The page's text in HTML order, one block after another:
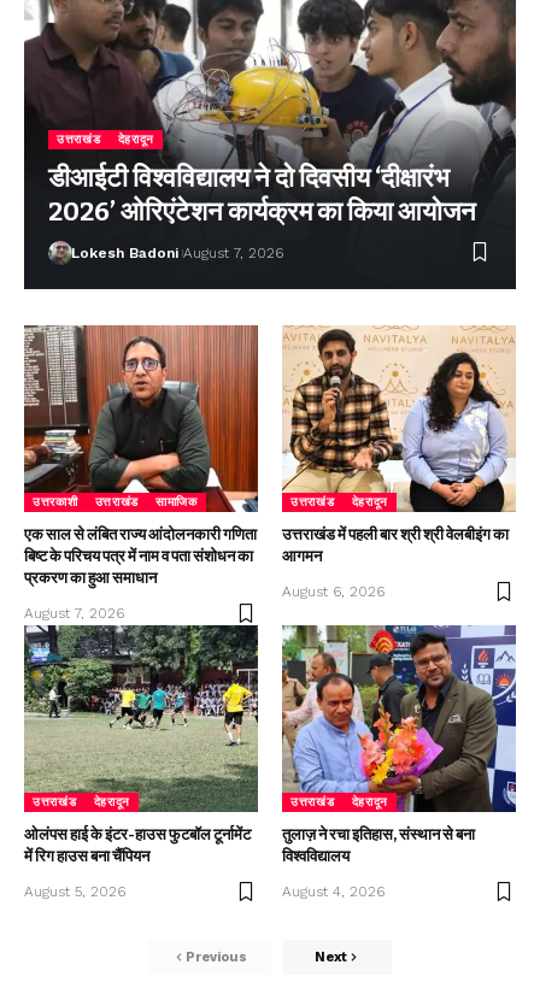
उत्तराखंड देहरादून
डीआईटी विश्वविद्यालय ने दो दिवसीय ‘दीक्षारंभ
2026’ ओरिएंटेशन कार्यक्रम का किया आयोजन
Lokesh Badoni August 7, 2026
उत्तरकाशी उत्तराखंड सामाजिक
एक साल से लंबित राज्य आंदोलनकारी गणिता
बिष्ट के परिचय पत्र में नाम व पता संशोधन का
प्रकरण का हुआ समाधान
August 7, 2026
उत्तराखंड देहरादून
उत्तराखंड में पहली बार श्री श्री वेलबीइंग का
आगमन
August 6, 2026
उत्तराखंड देहरादून
ओलंपस हाई के इंटर-हाउस फुटबॉल टूर्नामेंट
में रिग हाउस बना चैंपियन
August 5, 2026
उत्तराखंड देहरादून
तुलाज़ ने रचा इतिहास, संस्थान से बना
विश्वविद्यालय
August 4, 2026
Previous Next